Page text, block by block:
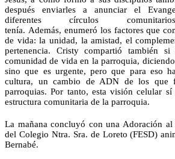
después enviarles a anunciar el
diferentes círculos
tenía. Además, enumeró los factores que
de vida: la unidad, la amistad, el
pertenencia. Cristy compartió también si
comunidad de vida en la parroquia,
sino que es urgente, pero que para eso
cultura, un cambio de ADN de los que
parroquias. Por tanto, esta visión celular sí
estructura comunitaria de la parroquia.
La mañana concluyó con una Adoración
del Colegio Ntra. Sra. de Loreto (FESD)
Bernabé.